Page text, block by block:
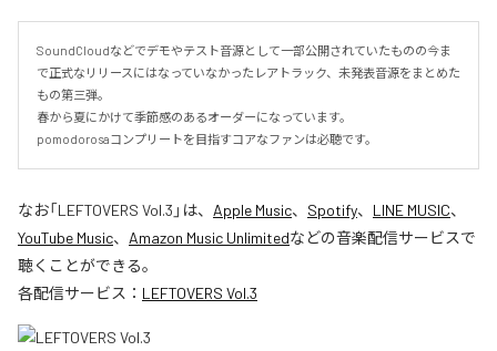
SoundCloudなどでデモやテスト音源として一部公開されていたものの今ま
で正式なリリースにはなっていなかったレアトラック、未発表音源をまとめた
もの第三弾。
春から夏にかけて季節感のあるオーダーになっています。
pomodorosaコンプリートを目指すコアなファンは必聴です。
なお「LEFTOVERS Vol.3 」は、 Apple Music、 Spotify、 LINE MUSIC、
YouTube Music、 Amazon Music Unlimitedなどの音楽配信サービスで
聴くことができる。
各配信サービス： LEFTOVERS Vol.3